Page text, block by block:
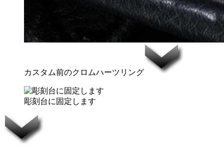
カスタム前のクロムハーツリング
彫刻台に固定します